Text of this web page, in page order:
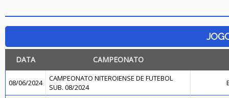
DATA CAMPEONATO
08/06/2024
CAMPEONATO NITEROIENSE DE FUTEBOL
SUB. 08/2024